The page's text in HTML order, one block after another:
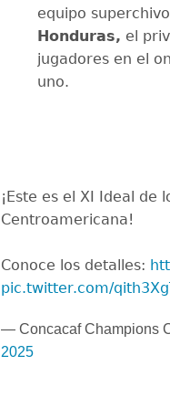
equipo
Honduras, el
jugadores en el
uno.
¡Este es el XI Ideal de
Centroamericana!
Conoce los detalles:
pic.twitter.com/
— Concacaf Champions
2025